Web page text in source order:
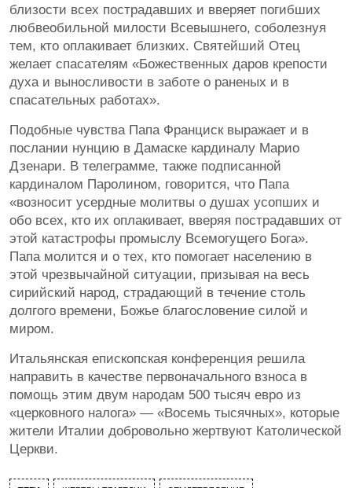
близости всех пострадавших и вверяет погибших
любвеобильной милости Всевышнего, соболезнуя
тем, кто оплакивает близких. Святейший Отец
желает спасателям «Божественных даров крепости
духа и выносливости в заботе о раненых и в
спасательных работах».
Подобные чувства Папа Франциск выражает и в
послании нунцию в Дамаске кардиналу Марио
Дзенари. В телеграмме, также подписанной
кардиналом Паролином, говорится, что Папа
«возносит усердные молитвы о душах усопших и
обо всех, кто их оплакивает, вверяя пострадавших от
этой катастрофы промыслу Всемогущего Бога».
Папа молится и о тех, кто помогает населению в
этой чрезвычайной ситуации, призывая на весь
сирийский народ, страдающий в течение столь
долгого времени, Божье благословение силой и
миром.
Итальянская епископская конференция решила
направить в качестве первоначального взноса в
помощь этим двум народам 500 тысяч евро из
«церковного налога» — «Восемь тысячных», которые
жители Италии добровольно жертвуют Католической
Церкви.